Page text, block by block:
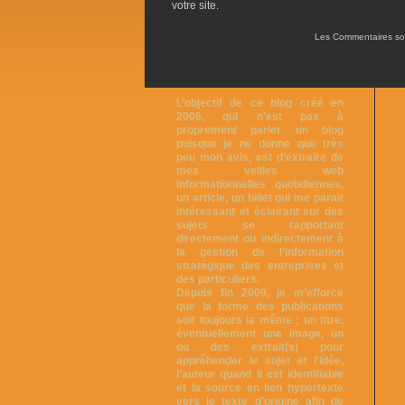
votre site.
Les Commentaires
L’objectif de ce blog créé en
2006, qui n’est pas à
proprement parler un blog
puisque je ne donne que très
peu mon avis, est d’extraire de
mes veilles web
informationnelles quotidiennes,
un article, un billet qui me parait
intéressant et éclairant sur des
sujets se rapportant
directement ou indirectement à
la gestion de l’information
stratégique des entreprises et
des particuliers.
Depuis fin 2009, je m’efforce
que la forme des publications
soit toujours la même ; un titre,
éventuellement une image, un
ou des extrait(s) pour
appréhender le sujet et l’idée,
l’auteur quand il est identifiable
et la source en lien hypertexte
vers le texte d’origine afin de